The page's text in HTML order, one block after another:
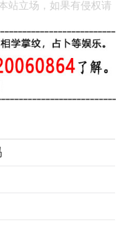
站立场，如果有侵权请